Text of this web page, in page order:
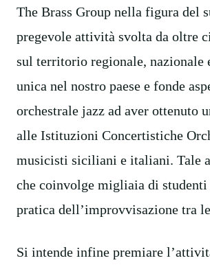
The Brass Group nella figura del
pregevole attività svolta da oltre
sul territorio regionale, nazionale
unica nel nostro paese e fonde
orchestrale jazz ad aver ottenuto
alle Istituzioni Concertistiche
musicisti siciliani e italiani. Tale
che coinvolge migliaia di studenti
pratica dell’improvvisazione tra
Si intende infine premiare